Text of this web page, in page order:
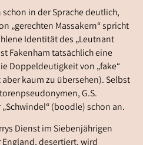
in der Sprache deutlich,
„gerechten Massakern“ spricht
Identität des „Leutnant
Fakenham tatsächlich eine
Doppeldeutigkeit von „fake“
kaum zu übersehen). Selbst
G.S.
(boodle) schon an.
Dienst im Siebenjährigen